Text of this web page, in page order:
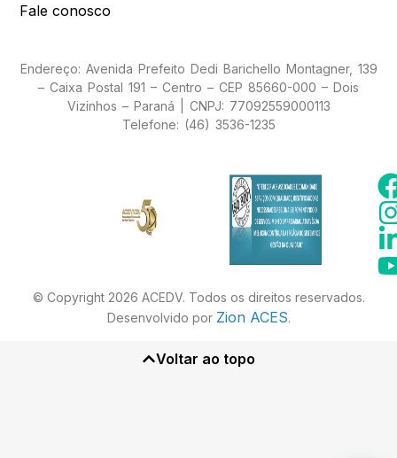
Fale conosco
Endereço: Avenida Prefeito Dedi Barichello Montagner, 139
– Caixa Postal 191 – Centro – CEP 85660-000 – Dois
Vizinhos – Paraná | CNPJ: 77092559000113
Telefone: (46) 3536-1235
© Copyright 2026 ACEDV. Todos os direitos reservados.
Desenvolvido por Zion ACES.
Voltar ao topo